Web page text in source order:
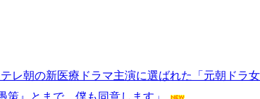
レ朝の新医療ドラマ主演に選ばれた「元朝ドラ
』とまで。僕も同意します」